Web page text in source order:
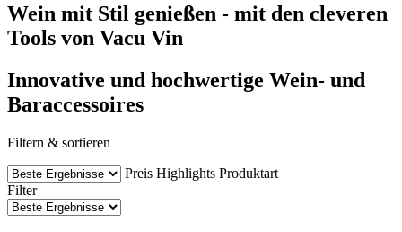
Wein mit Stil genießen - mit den cleveren
Tools von Vacu Vin
Innovative und hochwertige Wein- und
Baraccessoires
Filtern & sortieren
Preis Highlights Produktart
Filter